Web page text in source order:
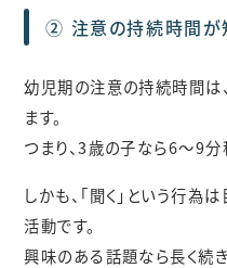
② 注意の持続時間が
幼児期の注意の持続時間
ます。
つまり、3歳の子なら6〜9
しかも、「聞く」という行為
活動です。
興味のある話題なら長く続